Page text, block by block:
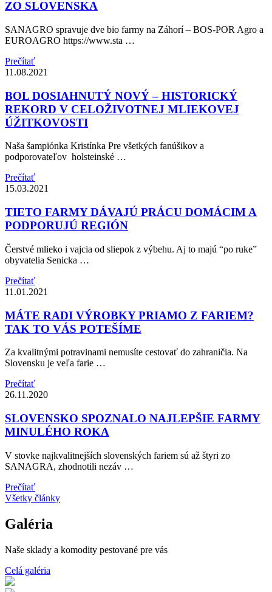
ZO SLOVENSKA
SANAGRO spravuje dve bio farmy na Záhorí – BOS-POR Agro a
EUROAGRO https://www.sta …
Prečítať
11.08.2021
BOL DOSIAHNUTÝ NOVÝ – HISTORICKÝ
REKORD V CELOŽIVOTNEJ MLIEKOVEJ
ÚŽITKOVOSTI
Naša šampiónka Kristínka Pre všetkých fanúšikov a
podporovateľov holsteinské …
Prečítať
15.03.2021
TIETO FARMY DÁVAJÚ PRÁCU DOMÁCIM A
PODPORUJÚ REGIÓN
Čerstvé mlieko i vajcia od sliepok z výbehu. Aj to majú “po ruke”
obyvatelia Senicka …
Prečítať
11.01.2021
MÁTE RADI VÝROBKY PRIAMO Z FARIEM?
TAK TO VÁS POTEŠÍME
Za kvalitnými potravinami nemusíte cestovať do zahraničia. Na
Slovensku je veľa farie …
Prečítať
26.11.2020
SLOVENSKO SPOZNALO NAJLEPŠIE FARMY
MINULÉHO ROKA
V stovke najkvalitnejších slovenských fariem sú až štyri zo
SANAGRA, zhodnotili nezáv …
Prečítať
Všetky články
Galéria
Naše sklady a komodity pestované pre vás
Celá galéria